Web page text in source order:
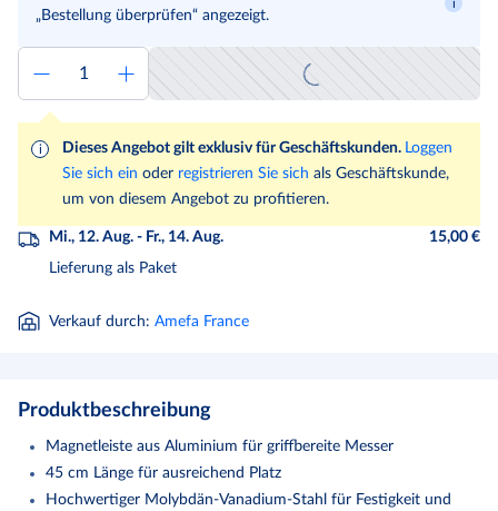
„Bestellung überprüfen“ angezeigt.
Dieses Angebot gilt exklusiv für Geschäftskunden. Loggen
Sie sich ein oder registrieren Sie sich als Geschäftskunde,
um von diesem Angebot zu profitieren.
Mi., 12. Aug. - Fr., 14. Aug.
15,00 €
Lieferung als Paket
Verkauf durch: Amefa France
Produktbeschreibung
Magnetleiste aus Aluminium für griffbereite Messer
45 cm Länge für ausreichend Platz
Hochwertiger Molybdän-Vanadium-Stahl für Festigkeit und